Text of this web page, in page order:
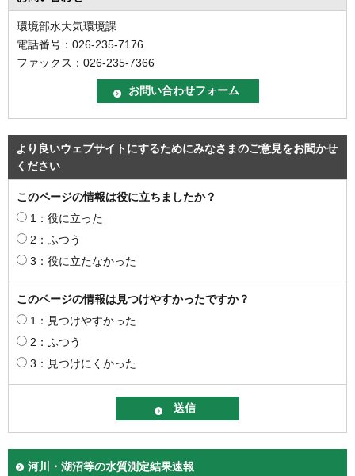
環境部水大気環境課
電話番号：026-235-7176
ファックス：026-235-7366
より良いウェブサイトにするためにみなさまのご意見をお聞かせ
ください
このページの情報は役に立ちましたか？
1：役に立った
2：ふつう
3：役に立たなかった
このページの情報は見つけやすかったですか？
1：見つけやすかった
2：ふつう
3：見つけにくかった
河川・湖沼等の水質測定結果速報